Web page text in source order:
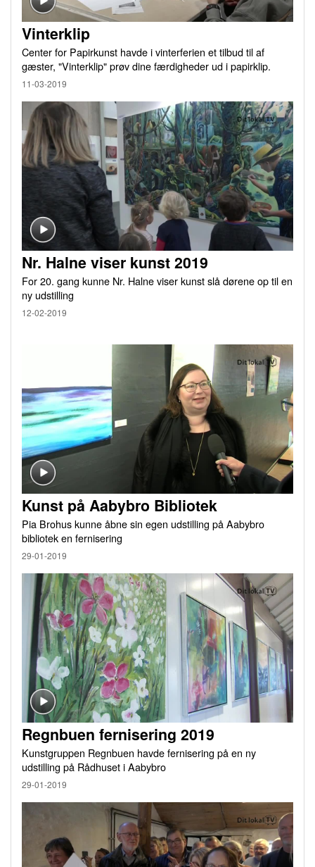
Vinterklip
Center for Papirkunst havde i vinterferien et tilbud til af
gæster, "Vinterklip" prøv dine færdigheder ud i papirklip.
11-03-2019
Nr. Halne viser kunst 2019
For 20. gang kunne Nr. Halne viser kunst slå dørene op til en
ny udstilling
12-02-2019
Kunst på Aabybro Bibliotek
Pia Brohus kunne åbne sin egen udstilling på Aabybro
bibliotek en fernisering
29-01-2019
Regnbuen fernisering 2019
Kunstgruppen Regnbuen havde fernisering på en ny
udstilling på Rådhuset i Aabybro
29-01-2019